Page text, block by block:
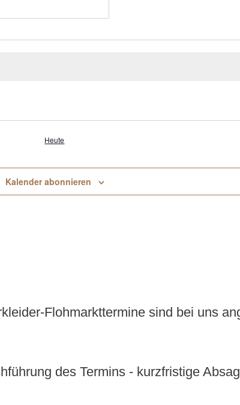
Heute
Kalender abonnieren
Flohmarkttermine sind bei uns
des Termins - kurzfristige